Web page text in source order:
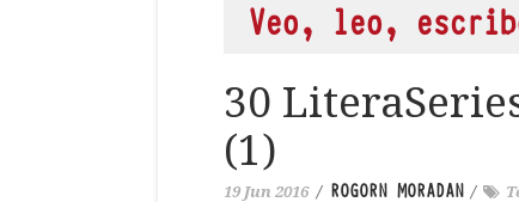
Veo, leo,
30
(1)
19 Jun 2016 / ROGORN MORADAN /